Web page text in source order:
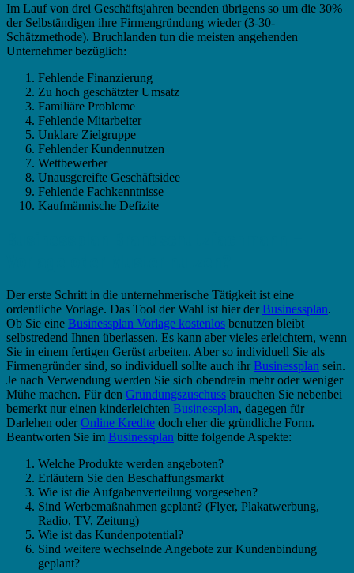
Im Lauf von drei Geschäftsjahren beenden übrigens so um die 30%
der Selbständigen ihre Firmengründung wieder (3-30-
Schätzmethode). Bruchlanden tun die meisten angehenden
Unternehmer bezüglich:
Fehlende Finanzierung
Zu hoch geschätzter Umsatz
Familiäre Probleme
Fehlende Mitarbeiter
Unklare Zielgruppe
Fehlender Kundennutzen
Wettbewerber
Unausgereifte Geschäftsidee
Fehlende Fachkenntnisse
Kaufmännische Defizite
Der erste Schritt in die unternehmerische Tätigkeit ist eine
ordentliche Vorlage. Das Tool der Wahl ist hier derBusinessplan.
Ob Sie eine Businessplan Vorlage kostenlos benutzen bleibt
selbstredend Ihnen überlassen. Es kann aber vieles erleichtern, wenn
Sie in einem fertigen Gerüst arbeiten. Aber so individuell Sie als
Firmengründer sind, so individuell sollte auch ihrBusinessplan sein.
Je nach Verwendung werden Sie sich obendrein mehr oder weniger
Mühe machen. Für den Gründungszuschuss brauchen Sie nebenbei
bemerkt nur einen kinderleichten Businessplan, dagegen für
Darlehen oderOnline Kredite doch eher die gründliche Form.
Beantworten Sie im Businessplan bitte folgende Aspekte:
Welche Produkte werden angeboten?
Erläutern Sie den Beschaffungsmarkt
Wie ist die Aufgabenverteilung vorgesehen?
Sind Werbemaßnahmen geplant? (Flyer, Plakatwerbung,
Radio, TV, Zeitung)
Wie ist das Kundenpotential?
Sind weitere wechselnde Angebote zur Kundenbindung
geplant?